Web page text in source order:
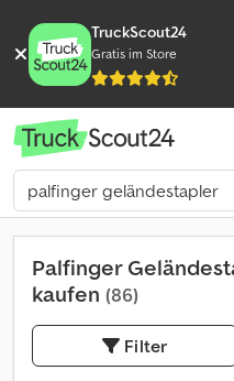
TruckScout24
Gratis im Store
Palfinger
kaufen (86)
Filter